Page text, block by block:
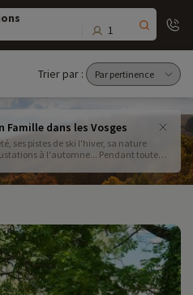
1
Trier par :
Famille dans les Vosges
ses pistes de ski l'hiver, sa nature
à l'automne... Pendant toute
en famille.